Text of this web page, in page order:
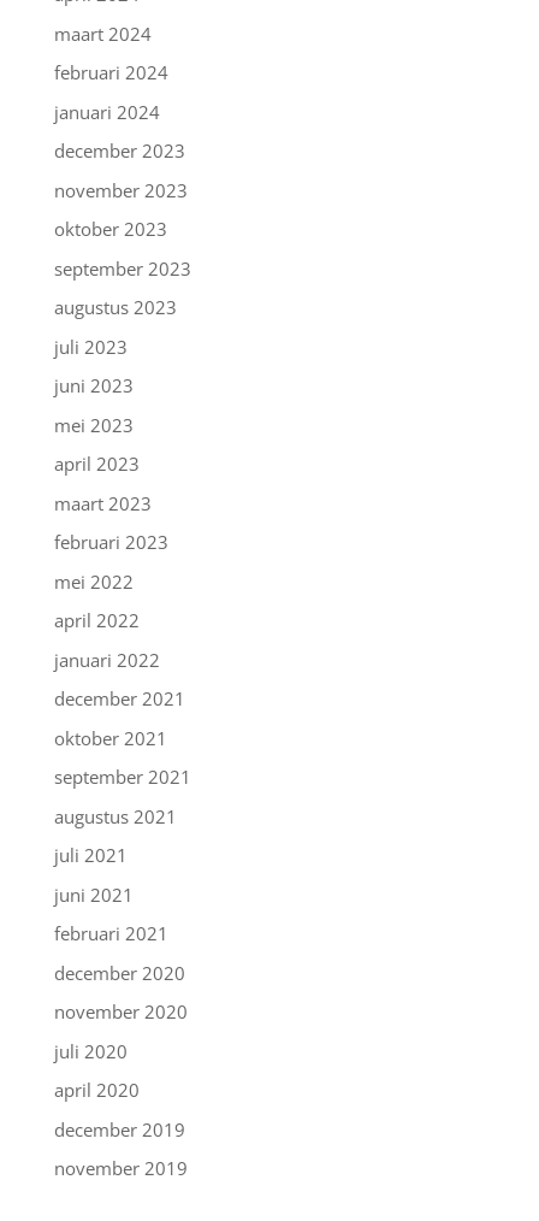
maart 2024
februari 2024
januari 2024
december 2023
november 2023
oktober 2023
september 2023
augustus 2023
juli 2023
juni 2023
mei 2023
april 2023
maart 2023
februari 2023
mei 2022
april 2022
januari 2022
december 2021
oktober 2021
september 2021
augustus 2021
juli 2021
juni 2021
februari 2021
december 2020
november 2020
juli 2020
april 2020
december 2019
november 2019